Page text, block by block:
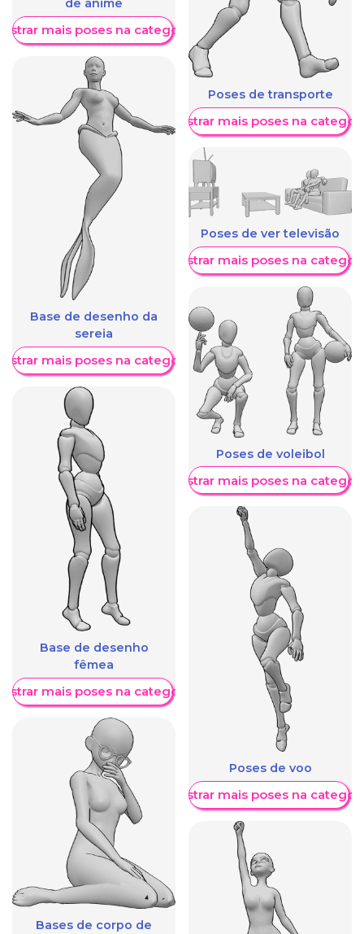
de anime
mais poses na categoria
Base de desenho da
sereia
mais poses na categoria
Base de desenho
fêmea
mais poses na categoria
Bases de corpo de
Poses de transporte
Mostrar mais poses na
Poses de ver televisão
Mostrar mais poses na
Poses de voleibol
Mostrar mais poses na
Poses de voo
Mostrar mais poses na